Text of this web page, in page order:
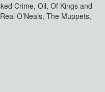
Crime, Oil, Of Kings and
O’Neals, The Muppets,